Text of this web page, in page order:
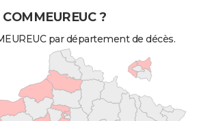
?
par département de décès.